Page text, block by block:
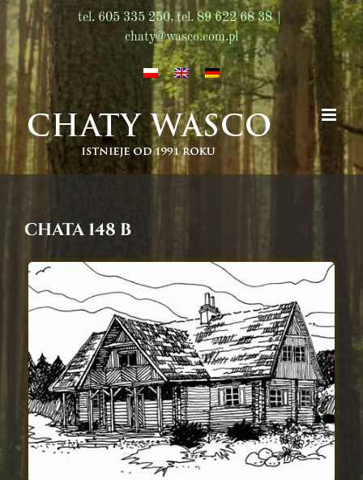
Skip
to
content
tel. 605 335 250, tel. 89 622 68 38 |
chaty@wasco.com.pl
CHATA 148 B